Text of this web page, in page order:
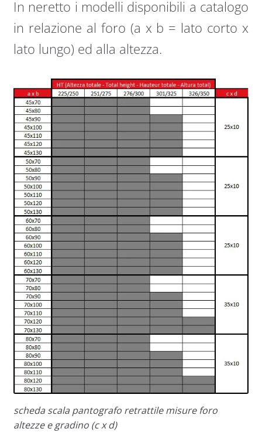
In neretto i modelli disponibili a catalogo
in relazione al foro (a x b = lato corto x
lato lungo) ed alla altezza.
scheda scala pantografo retrattile misure foro
altezze e gradino (c x d)